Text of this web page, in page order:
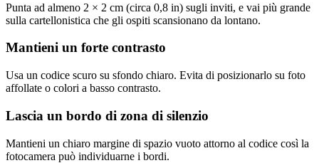
Punta ad almeno 2 × 2 cm (circa 0,8 in) sugli inviti, e vai più grande
sulla cartellonistica che gli ospiti scansionano da lontano.
Mantieni un forte contrasto
Usa un codice scuro su sfondo chiaro. Evita di posizionarlo su foto
affollate o colori a basso contrasto.
Lascia un bordo di zona di silenzio
Mantieni un chiaro margine di spazio vuoto attorno al codice così la
fotocamera può individuarne i bordi.